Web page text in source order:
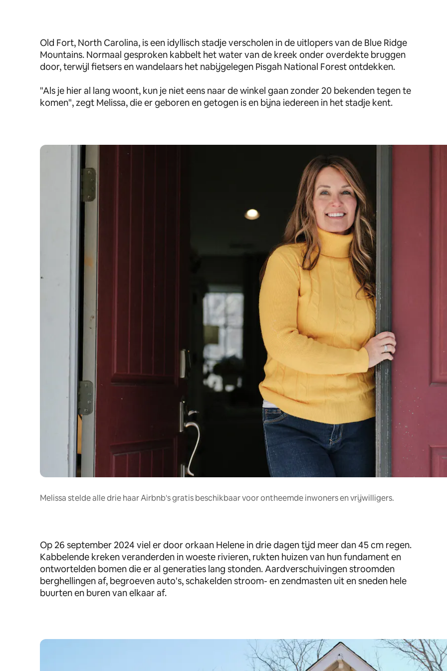
Old Fort, North Carolina, is een idyllisch stadje verscholen in de uitlopers van de Blue Ridge
Mountains. Normaal gesproken kabbelt het water van de kreek onder overdekte bruggen
door, terwijl fietsers en wandelaars het nabijgelegen Pisgah National Forest ontdekken.
"Als je hier al lang woont, kun je niet eens naar de winkel gaan zonder 20 bekenden tegen te
komen", zegt Melissa, die er geboren en getogen is en bijna iedereen in het stadje kent.
Melissa stelde alle drie haar Airbnb's gratis beschikbaar voor ontheemde inwoners en vrijwilligers.
Op 26 september 2024 viel er door orkaan Helene in drie dagen tijd meer dan 45 cm regen.
Kabbelende kreken veranderden in woeste rivieren, rukten huizen van hun fundament en
ontwortelden bomen die er al generaties lang stonden. Aardverschuivingen stroomden
berghellingen af, begroeven auto's, schakelden stroom- en zendmasten uit en sneden hele
buurten en buren van elkaar af.